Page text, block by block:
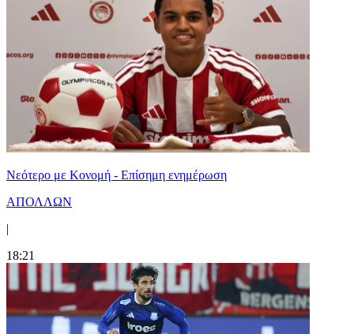
Νεότερο με Κονομή - Επίσημη ενημέρωση
ΑΠΟΛΛΩΝ
|
18:21